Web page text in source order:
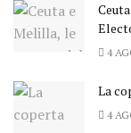
4
La
4